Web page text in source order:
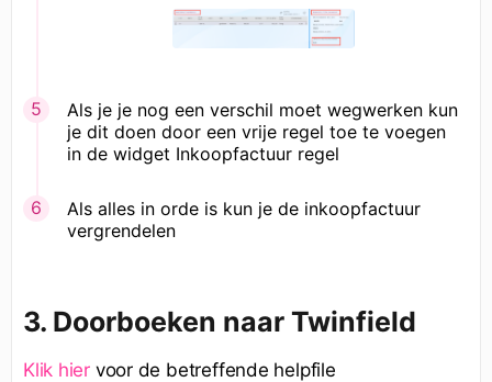
Als je je nog een verschil moet wegwerken kun
je dit doen door een vrije regel toe te voegen
in de widget Inkoopfactuur regel
Als alles in orde is kun je de inkoopfactuur
vergrendelen
3. Doorboeken naar Twinfield
Klik hier voor de betreffende helpfile